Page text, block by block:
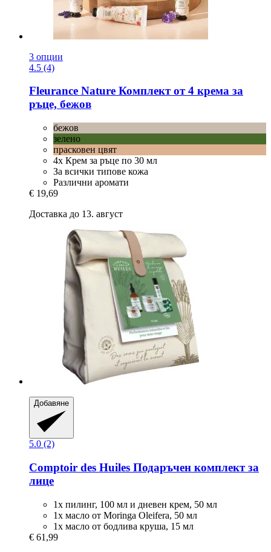
3 опции
4.5 (4)
Fleurance Nature Комплект от 4 крема за
ръце, бежов
бежов
зелено
прасковен цвят
4x Крем за ръце по 30 мл
За всички типове кожа
Различни аромати
€ 19,69
Доставка до 13. август
Добавяне
5.0 (2)
Comptoir des Huiles Подаръчен комплект за
лице
1x пилинг, 100 мл и дневен крем, 50 мл
1x масло от Moringa Oleifera, 50 мл
1х масло от бодлива круша, 15 мл
€ 61,99